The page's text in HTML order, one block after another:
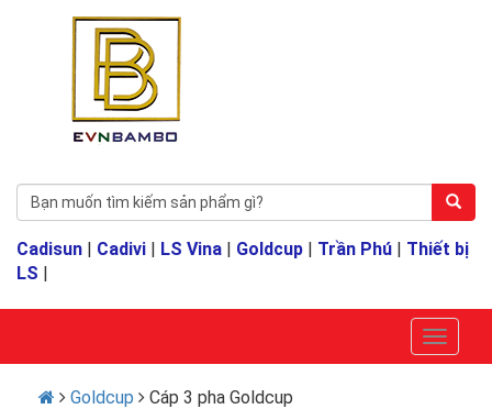
Cadisun | Cadivi | LS Vina | Goldcup | Trần Phú | Thiết bị
LS |
Goldcup Cáp 3 pha Goldcup